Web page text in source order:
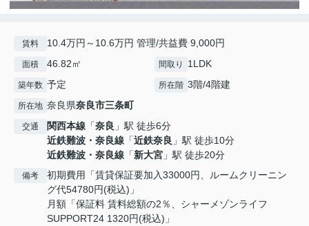
賃料 10.4万円～10.6万円 管理/共益費 9,000円
面積 46.82㎡ 間取り 1LDK
築年数 予定 所在階 3階/4階建
所在地 奈良県奈良市三条町
交通 関西本線 「奈良 」駅 徒歩6分
近鉄難波・奈良線 「近鉄奈良 」駅 徒歩10分
近鉄難波・奈良線 「新大宮 」駅 徒歩20分
備考
初期費用「賃貸保証要加入33000円、ルームクリーニン
グ代54780円(税込)」
月額「保証料 賃料総額の2％、シャーメゾンライフ
SUPPORT24 1320円(税込)」